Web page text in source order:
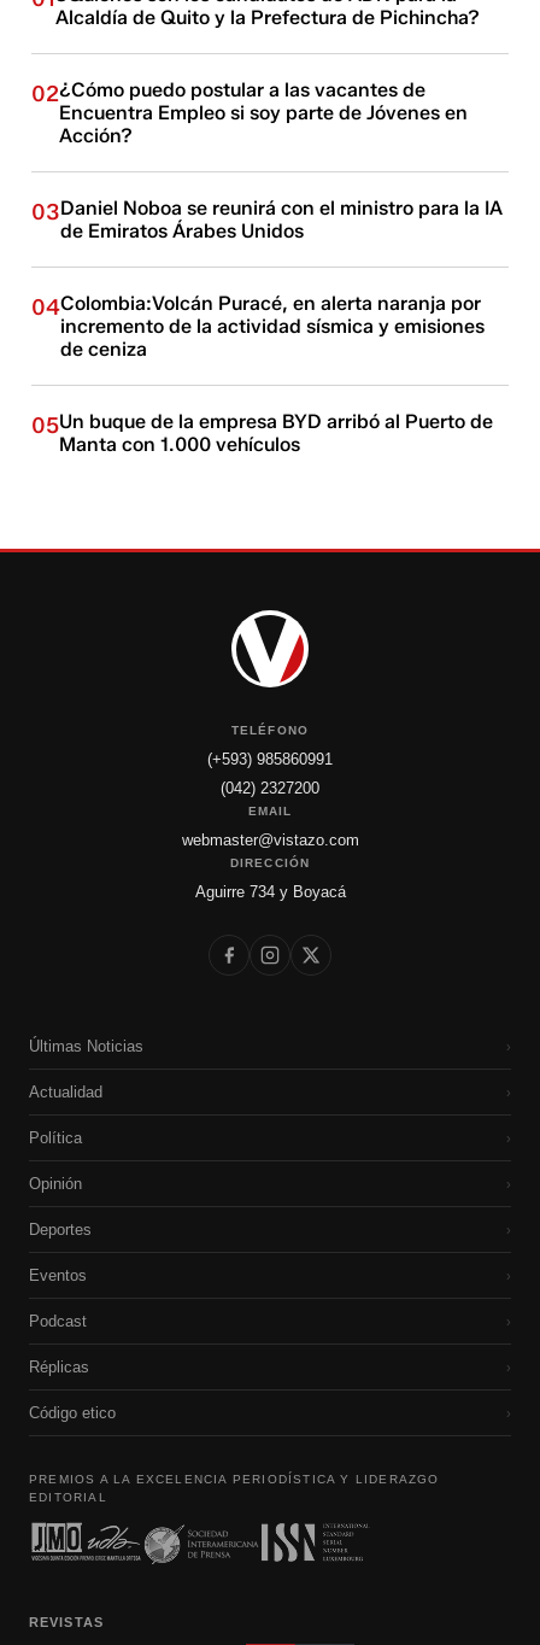
Alcaldía de Quito y la Prefectura de Pichincha?
02¿Cómo puedo postular a las vacantes de
Encuentra Empleo si soy parte de Jóvenes en
Acción?
03Daniel Noboa se reunirá con el ministro para la IA
de Emiratos Árabes Unidos
04Colombia:Volcán Puracé, en alerta naranja por
incremento de la actividad sísmica y emisiones
de ceniza
05Un buque de la empresa BYD arribó al Puerto de
Manta con 1.000 vehículos
TELÉFONO
(+593) 985860991
(042) 2327200
EMAIL
webmaster@vistazo.com
DIRECCIÓN
Aguirre 734 y Boyacá
Últimas Noticias ›
Actualidad ›
Política ›
Opinión ›
Deportes ›
Eventos ›
Podcast ›
Réplicas ›
Código etico ›
PREMIOS A LA EXCELENCIA PERIODÍSTICA Y LIDERAZGO
EDITORIAL
REVISTAS